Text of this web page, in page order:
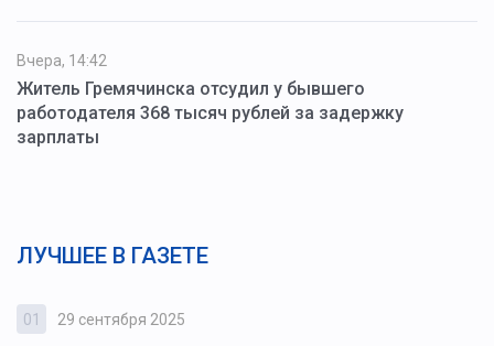
Вчера, 14:42
Житель Гремячинска отсудил у бывшего
работодателя 368 тысяч рублей за задержку
зарплаты
ЛУЧШЕЕ В ГАЗЕТЕ
01 29 сентября 2025